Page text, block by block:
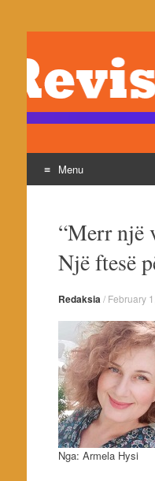
Revista Kuvendi-
Pjeter Jaku
Menu
content“Merr një
Një ftesë
Redaksia / February
Nga: Armela Hysi